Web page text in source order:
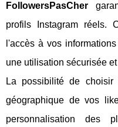
FollowersPasCher
profils Instagram réels.
l'accès à vos
une utilisation sécurisée
La possibilité de
géographique de vos
personnalisation des